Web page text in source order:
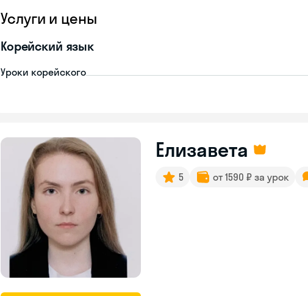
Услуги и цены
Корейский язык
Уроки корейского
Елизавета
5 от 1590 ₽ за урок